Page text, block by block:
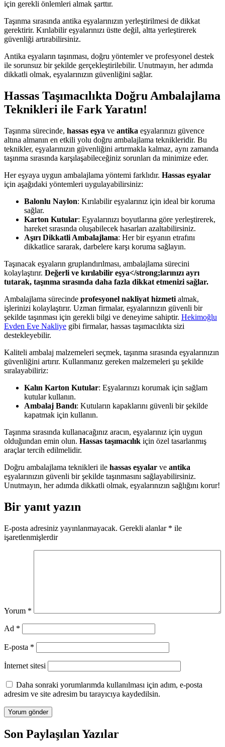
için gerekli önlemleri almak şarttır.
Taşınma sırasında antika eşyalarınızın yerleştirilmesi de dikkat
gerektirir. Kırılabilir eşyalarınızı üstte değil, altta yerleştirerek
güvenliği artırabilirsiniz.
Antika eşyaların taşınması, doğru yöntemler ve profesyonel destek
ile sorunsuz bir şekilde gerçekleştirilebilir. Unutmayın, her adımda
dikkatli olmak, eşyalarınızın güvenliğini sağlar.
Hassas Taşımacılıkta Doğru Ambalajlama
Teknikleri ile Fark Yaratın!
Taşınma sürecinde, hassas eşya ve antika eşyalarınızı güvence
altına almanın en etkili yolu doğru ambalajlama teknikleridir. Bu
teknikler, eşyalarınızın güvenliğini artırmakla kalmaz, aynı zamanda
taşınma sırasında karşılaşabileceğiniz sorunları da minimize eder.
Her eşyaya uygun ambalajlama yöntemi farklıdır. Hassas eşyalar
için aşağıdaki yöntemleri uygulayabilirsiniz:
Balonlu Naylon: Kırılabilir eşyalarınız için ideal bir koruma
sağlar.
Karton Kutular: Eşyalarınızı boyutlarına göre yerleştirerek,
hareket sırasında oluşabilecek hasarları azaltabilirsiniz.
Aşırı Dikkatli Ambalajlama: Her bir eşyanın etrafını
dikkatlice sararak, darbelere karşı koruma sağlayın.
Taşınacak eşyaların gruplandırılması, ambalajlama sürecini
kolaylaştırır. Değerli ve kırılabilir eşya</strong;larınızı ayrı
tutarak, taşınma sırasında daha fazla dikkat etmenizi sağlar.
Ambalajlama sürecinde profesyonel nakliyat hizmeti almak,
işlerinizi kolaylaştırır. Uzman firmalar, eşyalarınızın güvenli bir
şekilde taşınması için gerekli bilgi ve deneyime sahiptir. Hekimoğlu
Evden Eve Nakliye gibi firmalar, hassas taşımacılıkta sizi
destekleyebilir.
Kaliteli ambalaj malzemeleri seçmek, taşınma sırasında eşyalarınızın
güvenliğini artırır. Kullanmanız gereken malzemeleri şu şekilde
sıralayabiliriz:
Kalın Karton Kutular: Eşyalarınızı korumak için sağlam
kutular kullanın.
Ambalaj Bandı: Kutuların kapaklarını güvenli bir şekilde
kapatmak için kullanın.
Taşınma sırasında kullanacağınız aracın, eşyalarınız için uygun
olduğundan emin olun. Hassas taşımacılık için özel tasarlanmış
araçlar tercih edilmelidir.
Doğru ambalajlama teknikleri ile hassas eşyalar ve antika
eşyalarınızın güvenli bir şekilde taşınmasını sağlayabilirsiniz.
Unutmayın, her adımda dikkatli olmak, eşyalarınızın sağlığını korur!
Bir yanıt yazın
E-posta adresiniz yayınlanmayacak. Gerekli alanlar * ile
işaretlenmişlerdir
Yorum *
Ad *
E-posta *
İnternet sitesi
Daha sonraki yorumlarımda kullanılması için adım, e-posta
adresim ve site adresim bu tarayıcıya kaydedilsin.
Son Paylaşılan Yazılar